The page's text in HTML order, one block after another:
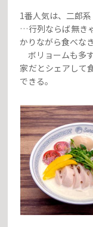
1番人気は、二郎系
…行列ならば無き
かりながら食べな
ボリョームも多
家だとシェアして
できる。